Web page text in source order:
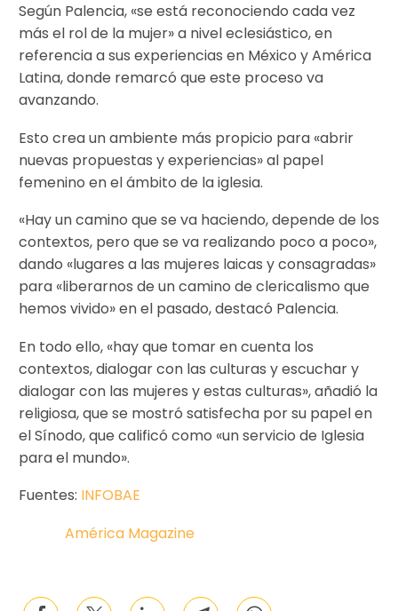
Según Palencia, «se está reconociendo cada vez
más el rol de la mujer» a nivel eclesiástico, en
referencia a sus experiencias en México y América
Latina, donde remarcó que este proceso va
avanzando.
Esto crea un ambiente más propicio para «abrir
nuevas propuestas y experiencias» al papel
femenino en el ámbito de la iglesia.
«Hay un camino que se va haciendo, depende de los
contextos, pero que se va realizando poco a poco»,
dando «lugares a las mujeres laicas y consagradas»
para «liberarnos de un camino de clericalismo que
hemos vivido» en el pasado, destacó Palencia.
En todo ello, «hay que tomar en cuenta los
contextos, dialogar con las culturas y escuchar y
dialogar con las mujeres y estas culturas», añadió la
religiosa, que se mostró satisfecha por su papel en
el Sínodo, que calificó como «un servicio de Iglesia
para el mundo».
Fuentes: INFOBAE
América Magazine